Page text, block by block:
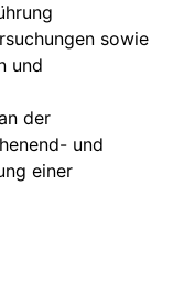
sowie
und
der
und
einer